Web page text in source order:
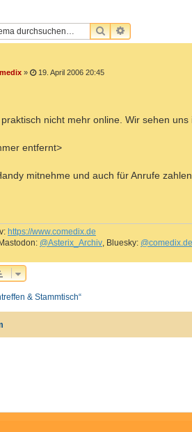
SUCHEERWEITERTE
» 19. April 2006 20:45
nicht mehr online. Wir sehen
entfernt>
mitnehme und auch für Anrufe
https://www.comedix.de
@Asterix_Archiv, Bluesky: @comedix.de
& Stammtisch“